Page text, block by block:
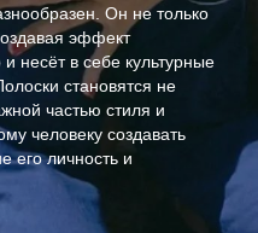
Он не только
эффект
несёт в себе культурные
становятся не
частью стиля и
человеку создавать
его личность и